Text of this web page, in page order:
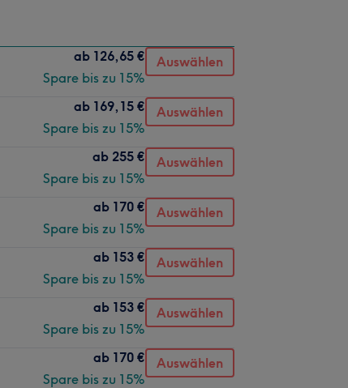
ab 126,65 €
Spare bis zu 15%
Auswählen
ab 169,15 €
Spare bis zu 15%
Auswählen
ab 255 €
Spare bis zu 15%
Auswählen
ab 170 €
Spare bis zu 15%
Auswählen
ab 153 €
Spare bis zu 15%
Auswählen
ab 153 €
Spare bis zu 15%
Auswählen
ab 170 €
Spare bis zu 15%
Auswählen